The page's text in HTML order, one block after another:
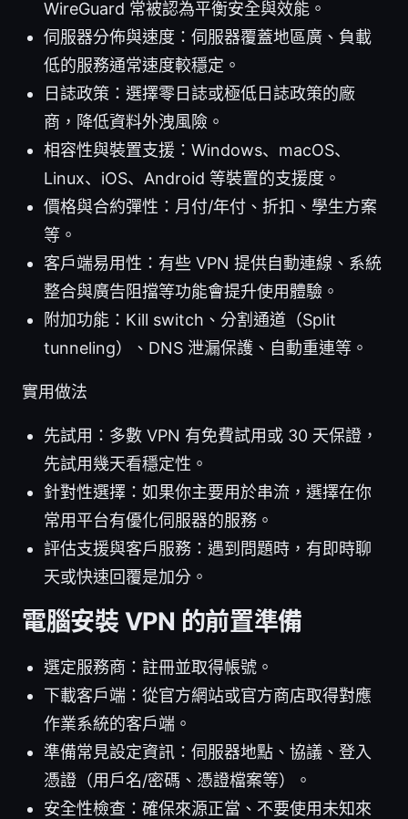
WireGuard 常被認為平衡安全與效能。
伺服器分佈與速度：伺服器覆蓋地區廣、負載
低的服務通常速度較穩定。
日誌政策：選擇零日誌或極低日誌政策的廠
商，降低資料外洩風險。
相容性與裝置支援：Windows、macOS、
Linux、iOS、Android 等裝置的支援度。
價格與合約彈性：月付/年付、折扣、學生方案
等。
客戶端易用性：有些 VPN 提供自動連線、系統
整合與廣告阻擋等功能會提升使用體驗。
附加功能：Kill switch、分割通道（Split
tunneling）、DNS 泄漏保護、自動重連等。
實用做法
先試用：多數 VPN 有免費試用或 30 天保證，
先試用幾天看穩定性。
針對性選擇：如果你主要用於串流，選擇在你
常用平台有優化伺服器的服務。
評估支援與客戶服務：遇到問題時，有即時聊
天或快速回覆是加分。
電腦安裝 VPN 的前置準備
選定服務商：註冊並取得帳號。
下載客戶端：從官方網站或官方商店取得對應
作業系統的客戶端。
準備常見設定資訊：伺服器地點、協議、登入
憑證（用戶名/密碼、憑證檔案等）。
安全性檢查：確保來源正當、不要使用未知來